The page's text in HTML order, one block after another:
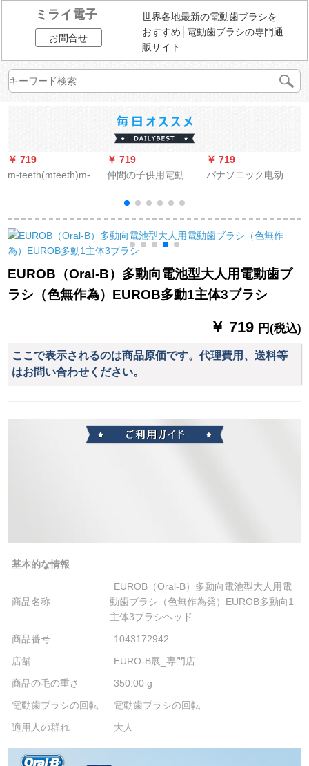
ミライ電子
お問合せ
世界各地最新の電動歯ブラシを
おすすめ│電動歯ブラシの専門通
販サイト
￥ 719
m-teeth(mteeth)m-
を交換して、服を交
換して極純/柔らかい
純潔/純正型の原装規
用します。
￥ 719
仲間の子供用電動歯
防水赤ちゃん自動歯
ブラシ回転式家庭用
子供用音楽歯ブラシ
口腔ケアUSB充電式3
歳6歳12歳浅青
￥ 719
パナソニック电动パ
EW-DJ 10-W
EUROB（Oral-B）多動向電池型大人用電動歯ブ
ラシ（色無作為）EUROB多動1主体3ブラシ
￥ 719 円(税込)
ここで表示されるのは商品原価です。代理費用、送料等
はお問い合わせください。
基本的な情報
商品名称
EUROB（Oral-B）多動向電池型大人用電
動歯ブラシ（色無作為発）EUROB多動向1
主体3ブラシヘッド
商品番号
1043172942
店舗
EURO-B展_専門店
商品の毛の重さ
350.00 g
電動歯ブラシの回転
電動歯ブラシの回転
適用人の群れ
大人